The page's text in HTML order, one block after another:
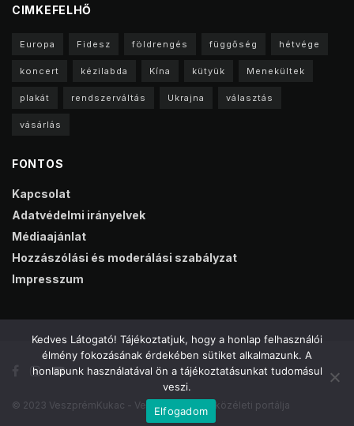
CIMKEFELHŐ
Europa Fidesz földrengés függőség hétvége
koncert kézilabda Kína kütyük Menekültek
plakát rendszerváltás Ukrajna választás
vásárlás
FONTOS
Kapcsolat
Adatvédelmi irányelvek
Médiaajánlat
Hozzászólási és moderálási szabályzat
Impresszum
© 2023 VeszprémKukac - Veszprém online közéleti portálja
Kedves Látogató! Tájékoztatjuk, hogy a honlap felhasználói
élmény fokozásának érdekében sütiket alkalmazunk. A
honlapunk használatával ön a tájékoztatásunkat tudomásul
veszi.
Elfogadom